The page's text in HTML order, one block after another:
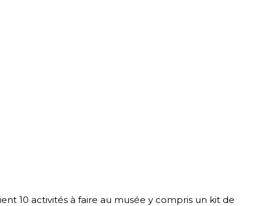
10 activités à faire au musée y compris un kit de